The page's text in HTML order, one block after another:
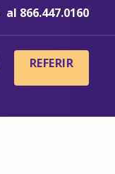
al 866.447.0160
REFERIR